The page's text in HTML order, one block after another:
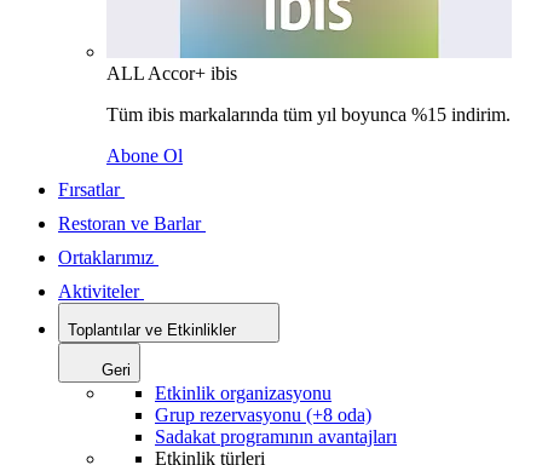
ALL Accor+ ibis
Tüm ibis markalarında tüm yıl boyunca %15 indirim.
Abone Ol
Fırsatlar
Restoran ve Barlar
Ortaklarımız
Aktiviteler
Toplantılar ve Etkinlikler
Geri
Etkinlik organizasyonu
Grup rezervasyonu (+8 oda)
Sadakat programının avantajları
Etkinlik türleri